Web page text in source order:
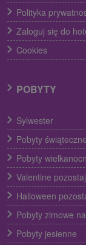
Polityka
Zaloguj się do
Cookies
POBYTY
Sylwester
Pobyty świąteczne
Pobyty
Valentine
Halloween
Pobyty zimowe
Pobyty jesienne